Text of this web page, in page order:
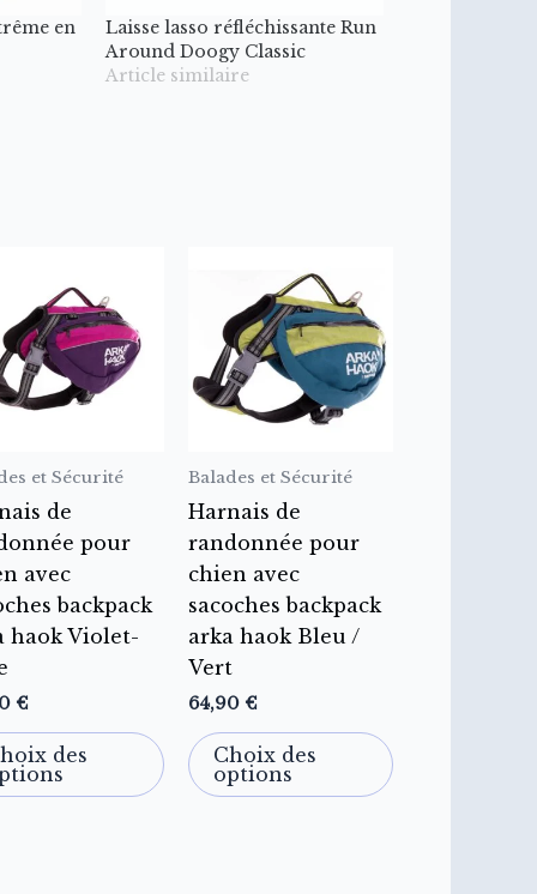
en
Laisse lasso réfléchissante Run
Around Doogy Classic
Article similaire
et Sécurité
de
pour
avec
backpack
haok Violet-
€
des
plusieurs
variations.
peuvent
être
choisies
sur
page
du
produit
Balades et Sécurité
Harnais de
randonnée pour
chien avec
sacoches backpack
arka haok Bleu /
Vert
64,90 €
Choix des
options